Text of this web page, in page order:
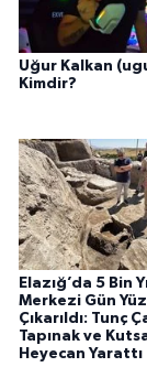
Uğur Kalkan
Kimdir?
Elazığ’da 5 Bin
Merkezi Gün
Çıkarıldı: Tunç
Tapınak ve
Heyecan Yarattı